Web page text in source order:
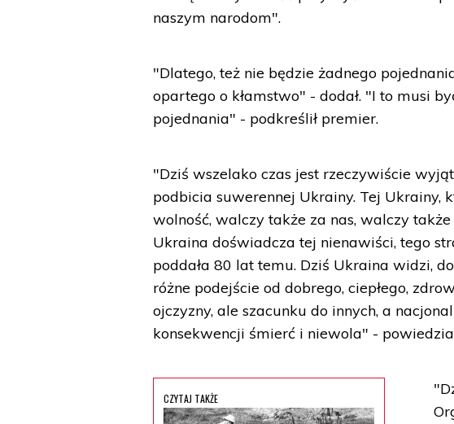
naszym narodom".
"Dlatego, też nie będzie żadnego
opartego o kłamstwo" - dodał. "I to musi
pojednania" - podkreślił premier.
"Dziś wszelako czas jest rzeczywiście
podbicia suwerennej Ukrainy. Tej Ukrainy,
wolność, walczy także za nas, walczy
Ukraina doświadcza tej nienawiści, tego
poddała 80 lat temu. Dziś Ukraina widzi,
różne podejście od dobrego, ciepłego,
ojczyzny, ale szacunku do innych, a
konsekwencji śmierć i niewola" -
CZYTAJ TAKŻE